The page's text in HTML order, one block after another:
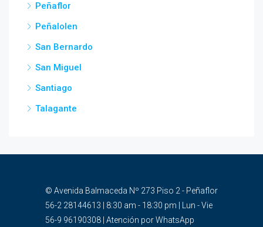
Peñaflor
Peñalolen
San Bernardo
San Miguel
Santiago
Talagante
© Avenida Balmaceda Nº 273 Piso 2 - Peñaflor
56-2 28144613 | 8:30 am - 18:30 pm | Lun - Vie
56-9 96190308 | Atención por WhatsApp